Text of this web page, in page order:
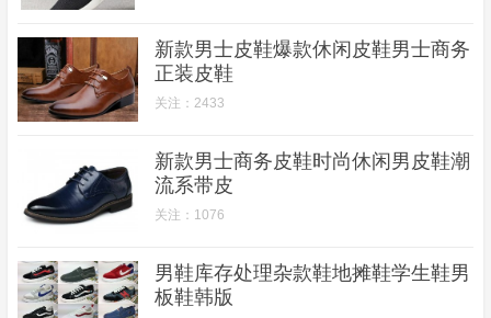
新款男士皮鞋爆款休闲皮鞋男士商务
正装皮鞋
关注：2433
新款男士商务皮鞋时尚休闲男皮鞋潮
流系带皮
关注：1076
男鞋库存处理杂款鞋地摊鞋学生鞋男
板鞋韩版